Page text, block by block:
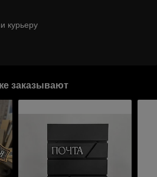
курьеру
заказывают